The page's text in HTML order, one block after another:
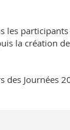
participants
la création
des Journées